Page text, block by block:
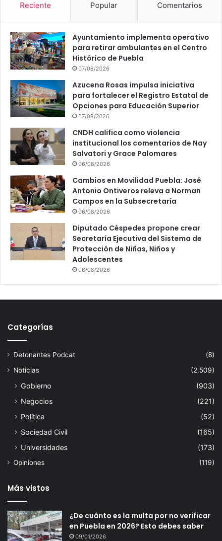
Reciente Popular Comentarios
Ayuntamiento implementa operativo
para retirar ambulantes en el Centro
Histórico de Puebla
07/08/2026
Azucena Rosas impulsa iniciativa
para fortalecer el Registro Estatal de
Opciones para Educación Superior
07/08/2026
CNDH califica como violencia
institucional los comentarios de Nay
Salvatori y Grace Palomares
06/08/2026
Cambios en Movilidad Puebla: José
Antonio Ontiveros releva a Norman
Campos en la Subsecretaría
06/08/2026
Diputado Céspedes propone crear
Secretaría Ejecutiva del Sistema de
Protección de Niñas, Niños y
Adolescentes
06/08/2026
Categorías
Detonantes Podcat
(8)
Noticias
(2.509)
Gobierno
(903)
Negocios
(221)
Política
(52)
Sociedad Civil
(165)
Universidades
(173)
Opiniones (119)
Más vistos
¿De cuánto es la multa por no verificar
en Puebla en 2026? Esto debes saber
09/01/2026